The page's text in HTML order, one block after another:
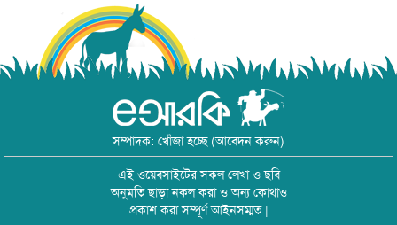
সম্পাদক: খোঁজা হচ্ছে (আবেদন করুন)
এই ওয়েবসাইটের সকল লেখা ও ছবি
অনুমতি ছাড়া নকল করা ও অন্য কোথাও
প্রকাশ করা সম্পূর্ণ আইনসম্মত |